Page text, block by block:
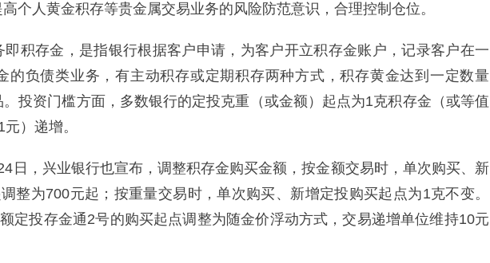
个人黄金积存等贵金属交易业务的风险防范意识，合理控制仓位。
积存金，是指银行根据客户申请，为客户开立积存金账户，记录客户在一
的负债类业务，有主动积存或定期积存两种方式，积存黄金达到一定数量
投资门槛方面，多数银行的定投克重（或金额）起点为1克积存金（或等值
）递增。
日，兴业银行也宣布，调整积存金购买金额，按金额交易时，单次购买、新
整为700元起；按重量交易时，单次购买、新增定投购买起点为1克不变。
定投存金通2号的购买起点调整为随金价浮动方式，交易递增单位维持10元